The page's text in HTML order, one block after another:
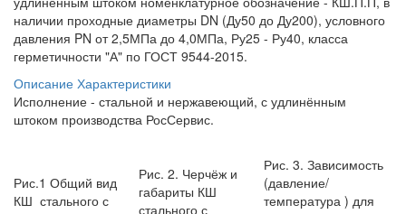
наличии проходные диаметры DN (Ду50 до Ду200), условного
давления PN от 2,5МПа до 4,0МПа, Ру25 - Ру40, класса
герметичности "А" по ГОСТ 9544-2015.
Описание Характеристики
Исполнение - стальной и нержавеющий, с удлинённым
штоком производства РосСервис.
Рис.1 Общий вид
КШ стального с
Рис. 2. Черчёж и
габариты КШ
стального с
Рис. 3. Зависимость
(давление/
температура ) для